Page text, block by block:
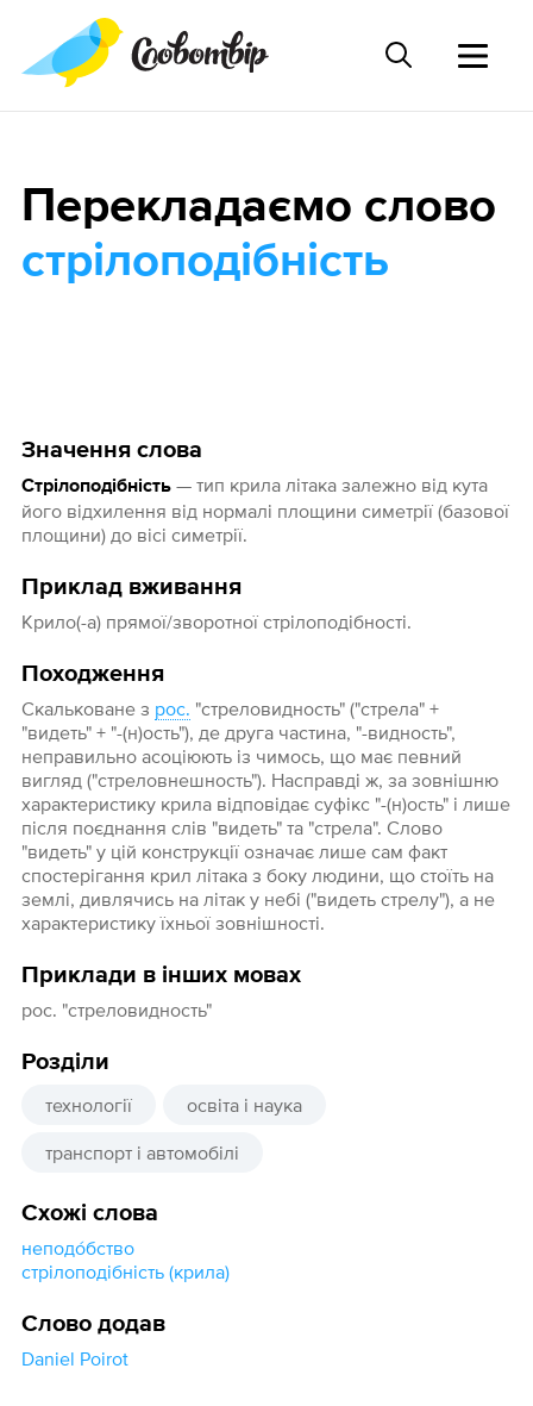
Значення слова
Стрілоподібність— тип крила літака залежно від кута
його відхилення від нормалі площини симетрії (базової
площини) до вісі симетрії.
Приклад вживання
Крило(-а) прямої/зворотної стрілоподібності.
Походження
Скальковане з рос. "стреловидность" ("стрела" +
"видеть" + "-(н)ость"), де друга частина, "-видность",
неправильно асоціюють із чимось, що має певний
вигляд ("стреловнешность"). Насправді ж, за зовнішню
характеристику крила відповідає суфікс "-(н)ость" і лише
після поєднання слів "видеть" та "стрела". Слово
"видеть" у цій конструкції означає лише сам факт
спостерігання крил літака з боку людини, що стоїть на
землі, дивлячись на літак у небі ("видеть стрелу"), а не
характеристику їхньої зовнішності.
Приклади в інших мовах
рос. "стреловидность"
Розділи
технології освіта і наука
транспорт і автомобілі
Схожі слова
неподо́бство
стрілоподібність (крила)
Слово додав
Daniel Poirot
Перекладаємо слово
стрілоподібність